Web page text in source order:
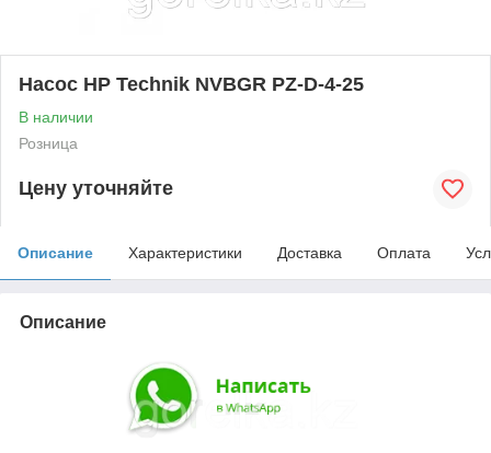
Насос НР Technik NVBGR PZ-D-4-25
В наличии
Розница
Цену уточняйте
Описание Характеристики Доставка Оплата
Описание